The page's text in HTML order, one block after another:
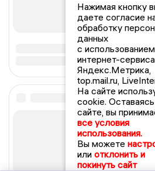
Нажимая кнопку
даете согласие
обработку
данных
с использованием
интернет-сервиса
Яндекс.Метрика,
top.mail.ru,
На сайте
cookie.
сайте, вы
все условия
использования.
Вы можете
или отклонить и
покинуть сайт